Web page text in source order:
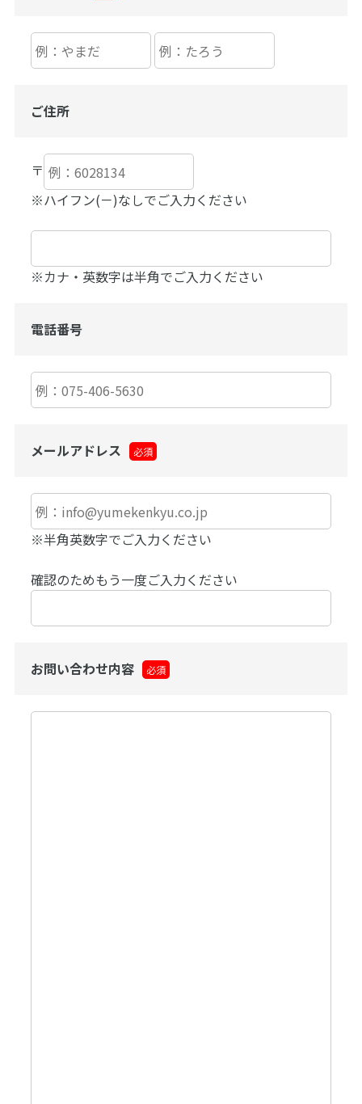
ご住所
〒
※ハイフン(－)なしでご入力ください
※カナ・英数字は半角でご入力ください
電話番号
メールアドレス 必須
※半角英数字でご入力ください
確認のためもう一度ご入力ください
お問い合わせ内容 必須